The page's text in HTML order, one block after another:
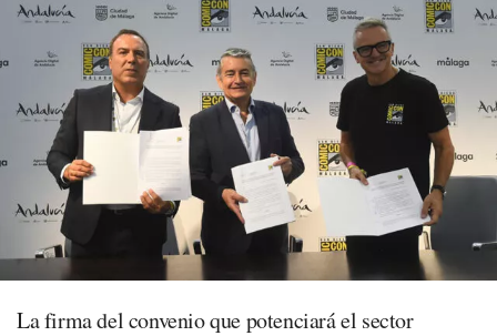
La firma del convenio que potenciará el sector